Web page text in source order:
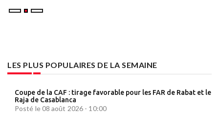
LES PLUS POPULAIRES DE LA SEMAINE
Coupe de la CAF : tirage favorable pour les FAR de Rabat et le
Raja de Casablanca
Posté le 08 août 2026 - 10:00